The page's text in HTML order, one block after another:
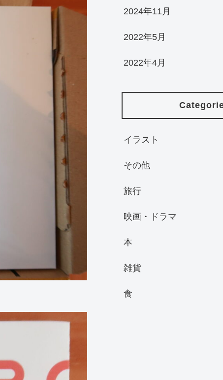
2024年11月
2022年5月
2022年4月
イラスト
その他
旅行
映画・ドラマ
本
雑貨
食